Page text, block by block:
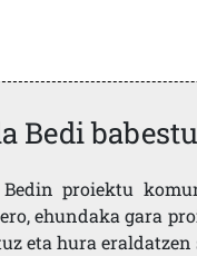
Bedi
proiektu
ehundaka gara
eta hura